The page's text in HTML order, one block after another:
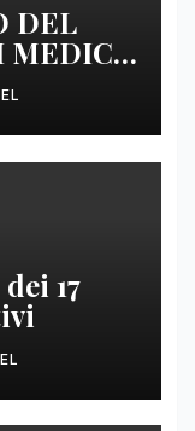
DEL
MEDICI
ARMI
17